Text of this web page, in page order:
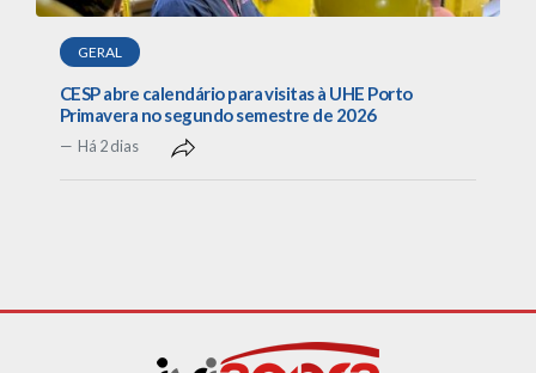
GERAL
CESP abre calendário para visitas à UHE Porto
Primavera no segundo semestre de 2026
Há 2 dias